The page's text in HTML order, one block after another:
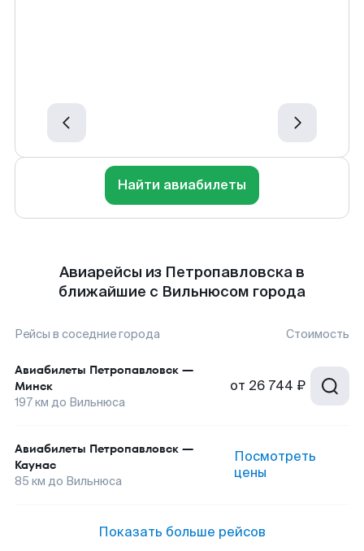
Найти авиабилеты
Авиарейсы из Петропавловска в
ближайшие с Вильнюсом города
Рейсы в соседние города Стоимость
Авиабилеты Петропавловск —
Минск
197км до Вильнюса
от 26 744 ₽
Авиабилеты Петропавловск —
Каунас
85 км до Вильнюса
Посмотреть
цены
Показать больше рейсов